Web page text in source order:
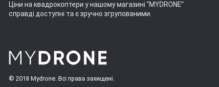
Ціни на квадрокоптери у нашому магазині "MYDRONE”
справді доступні та є зручно згрупованими.
© 2018 Mydrone. Всі права захищені.